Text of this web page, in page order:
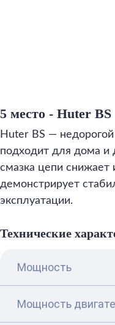
5 место - Huter BS
Huter BS —
подходит для дома и
смазка цепи снижает
демонстрирует
эксплуатации.
Технические
Мощность
Мощность